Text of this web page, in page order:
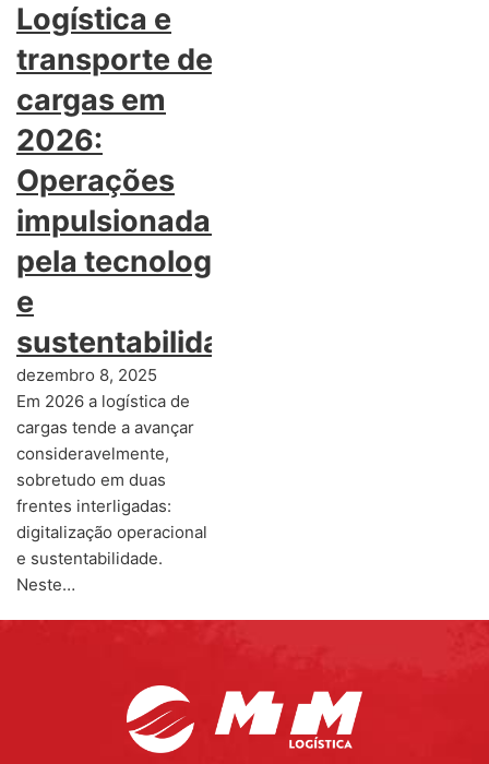
Logística e
transporte de
cargas em
2026:
Operações
impulsionadas
pela tecnologia
e
sustentabilidade
dezembro 8, 2025
Em 2026 a logística de
cargas tende a avançar
consideravelmente,
sobretudo em duas
frentes interligadas:
digitalização operacional
e sustentabilidade.
Neste…